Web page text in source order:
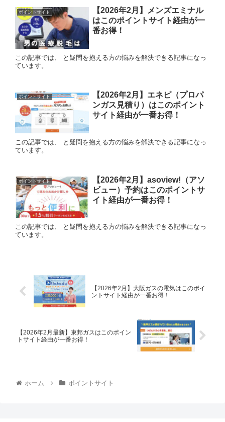
ポイントサイト
【2026年2月】メンズエミナル
はこのポイントサイト経由が一
番お得！
この記事では、 と疑問を抱える方の悩みを解決できる記事になっ
ています。
ポイントサイト
【2026年2月】エネピ（プロパ
ンガス見積り）はこのポイント
サイト経由が一番お得！
この記事では、 と疑問を抱える方の悩みを解決できる記事になっ
ています。
ポイントサイト
【2026年2月】asoview!（アソ
ビュー）予約はこのポイントサ
イト経由が一番お得！
この記事では、 と疑問を抱える方の悩みを解決できる記事になっ
ています。
【2026年2月】大阪ガスの電気はこのポイ
ントサイト経由が一番お得！
【2026年2月最新】東邦ガスはこのポイン
トサイト経由が一番お得！
ホーム ポイントサイト